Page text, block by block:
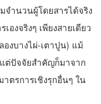
จำนวนผู้โดยสารได้จริง
องจริงๆ เพียงสายเดียว
งบางไผ่-เตาปูน) แม้
ต่ปัจจัยสำคัญก็มาจาก
ตรการเชิงรุกอื่นๆ ใน